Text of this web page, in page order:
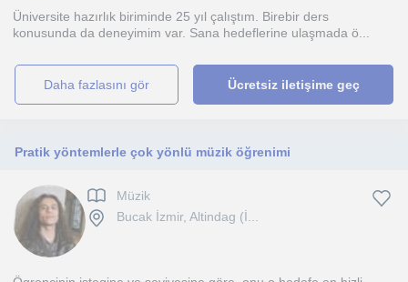
Üniversite hazırlık biriminde 25 yıl çalıştım. Birebir ders
konusunda da deneyimim var. Sana hedeflerine ulaşmada ö...
daha fazlasını gör Ücretsiz iletişime geç
Pratik yöntemlerle çok yönlü müzik öğrenimi
Müzik
Bucak İzmir, Altindag (İ...